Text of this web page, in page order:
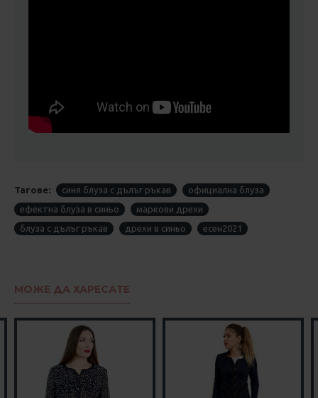
Тагове: синя блуза с дълъг ръкав
официална блуза
ефектна блуза в синьо
маркови дрехи
блуза с дълъг ръкав
дрехи в синьо есен2021
МОЖЕ ДА ХАРЕСАТЕ